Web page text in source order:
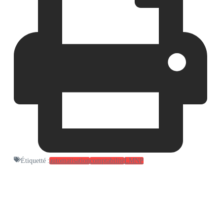
Étiquetté :automatisationcomptabilitéLMNP